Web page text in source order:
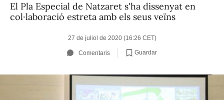
El Pla Especial de Natzaret s'ha dissenyat en
col·laboració estreta amb els seus veïns
27 de juliol de 2020 (16:26 CET)
Comentaris Guardar